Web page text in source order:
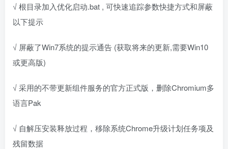
√ 根目录加入优化启动.bat , 可快速追踪参数快捷方式和屏蔽
以下提示
√ 屏蔽了Win7系统的提示通告 (获取将来的更新,需要Win10
或更高版)
√ 采用的不带更新组件服务的官方正式版，删除Chromium多
语言Pak
√ 自解压安装释放过程，移除系统Chrome升级计划任务项及
残留数据